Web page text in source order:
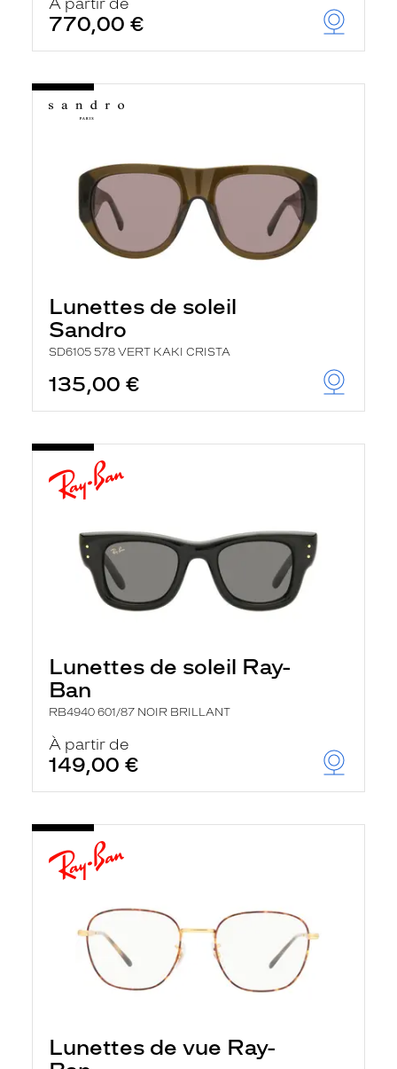
À partir de
770,00 €
Lunettes de soleil
Sandro
SD6105 578 VERT KAKI CRISTA
135,00 €
Lunettes de soleil Ray-
Ban
RB4940 601/87 NOIR BRILLANT
À partir de
149,00 €
Lunettes de vue Ray-